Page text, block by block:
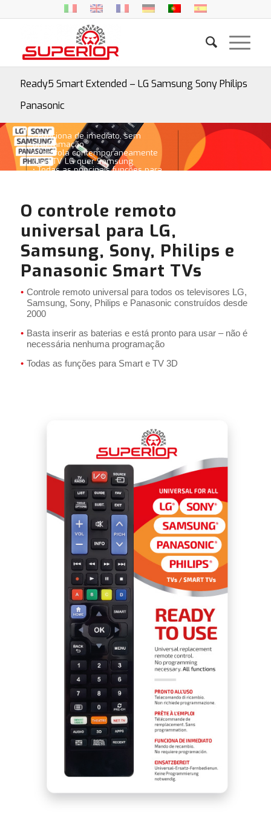
Ready5 Smart Extended – LG Samsung Sony Philips
Panasonic
• Funciona de imediato, sem
programação
• Controla contemporaneamente
quer TV LG quer Samsung
• Todas as principais funções para
O controle remoto
universal para LG,
Samsung, Sony, Philips e
Panasonic Smart TVs
Controle remoto universal para todos os televisores LG,
Samsung, Sony, Philips e Panasonic construídos desde
2000
Basta inserir as baterias e está pronto para usar – não é
necessária nenhuma programação
Todas as funções para Smart e TV 3D